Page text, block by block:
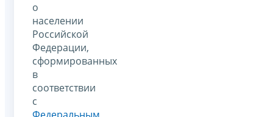
о
населении
Российской
Федерации,
сформированных
в
соответствии
с
Федеральным